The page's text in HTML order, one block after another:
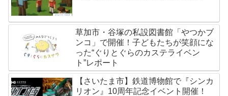
草加市・谷塚の私設図書館「やつかブ
ンコ」で開催！子どもたちが笑顔にな
った“ぐりとぐらのカステライベン
ト”レポート
【さいたま市】鉄道博物館で『シンカ
リオン』10周年記念イベント開催！